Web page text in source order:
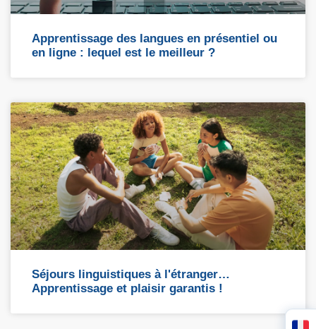
Apprentissage des langues en présentiel ou
en ligne : lequel est le meilleur ?
Séjours linguistiques à l'étranger…
Apprentissage et plaisir garantis !